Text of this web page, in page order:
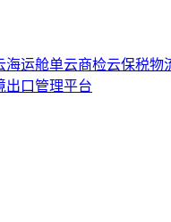
海运舱单云商检云保税物
出口管理平台